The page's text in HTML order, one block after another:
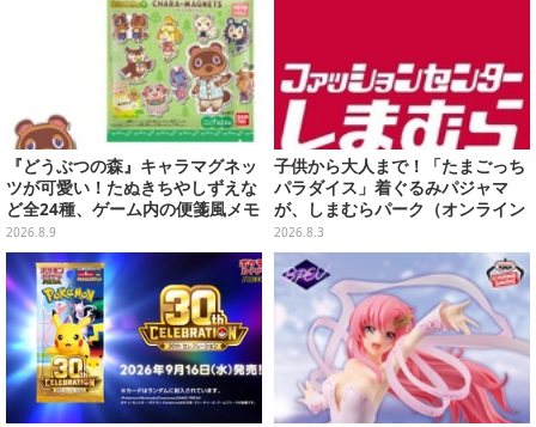
『どうぶつの森』キャラマグネッ
ツが可愛い！たぬきちやしずえな
ど全24種、ゲーム内の便箋風メモ
カード全10種も
2026.8.9
子供から大人まで！「たまごっち
パラダイス」着ぐるみパジャマ
が、しまむらパーク（オンライン
ストア）にて受注生産
2026.8.3